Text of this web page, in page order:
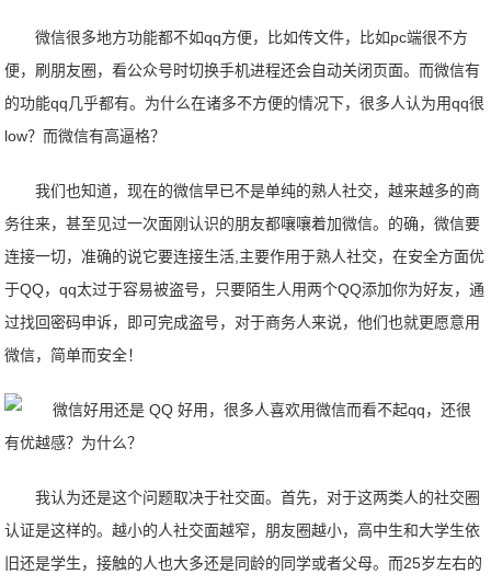
微信很多地方功能都不如qq方便，比如传文件，比如pc端很不方
便，刷朋友圈，看公众号时切换手机进程还会自动关闭页面。而微信有
的功能qq几乎都有。为什么在诸多不方便的情况下，很多人认为用qq很
low？而微信有高逼格？
我们也知道，现在的微信早已不是单纯的熟人社交，越来越多的商
务往来，甚至见过一次面刚认识的朋友都嚷嚷着加微信。的确，微信要
连接一切，准确的说它要连接生活,主要作用于熟人社交，在安全方面优
于QQ，qq太过于容易被盗号，只要陌生人用两个QQ添加你为好友，通
过找回密码申诉，即可完成盗号，对于商务人来说，他们也就更愿意用
微信，简单而安全！
我认为还是这个问题取决于社交面。首先，对于这两类人的社交圈
认证是这样的。越小的人社交面越窄，朋友圈越小，高中生和大学生依
旧还是学生，接触的人也大多还是同龄的同学或者父母。而25岁左右的